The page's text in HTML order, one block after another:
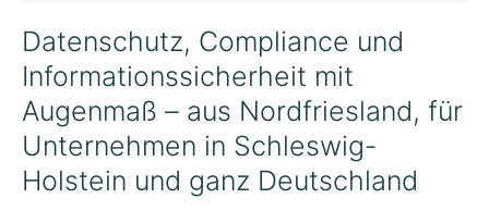
Datenschutz, Compliance und
Informationssicherheit mit
Augenmaß – aus Nordfriesland, für
Unternehmen in Schleswig-
Holstein und ganz Deutschland